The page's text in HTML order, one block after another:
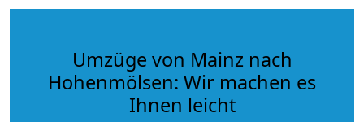
Umzüge von Mainz nach
Hohenmölsen: Wir machen es
Ihnen leicht